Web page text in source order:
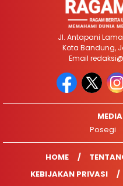
Jl. Antapani
Kota Bandung,
Email
Posegi
HOME
KEBIJAKAN PRIVASI